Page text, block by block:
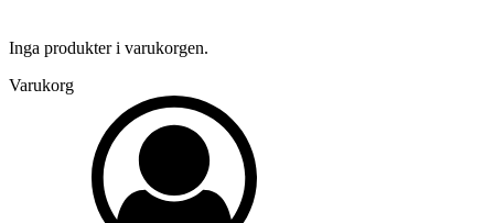
Inga produkter i varukorgen.
Varukorg